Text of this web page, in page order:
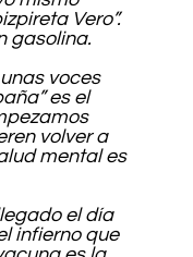
Vero”.
gasolina.
voces
es el
volver a
mental es
el día
infierno que